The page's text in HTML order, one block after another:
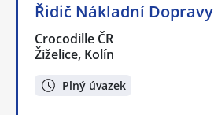
Řidič Nákladní Dopravy
Crocodille ČR
Žiželice, Kolín
Plný úvazek